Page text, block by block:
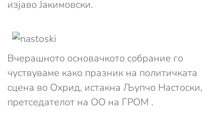
изјаво Јакимовски.
Вчерашното основачкото собрание го
чуствуваме како празник на политичката
сцена во Охрид, истакна Љупчо Настоски,
претседателот на ОО на ГРОМ .